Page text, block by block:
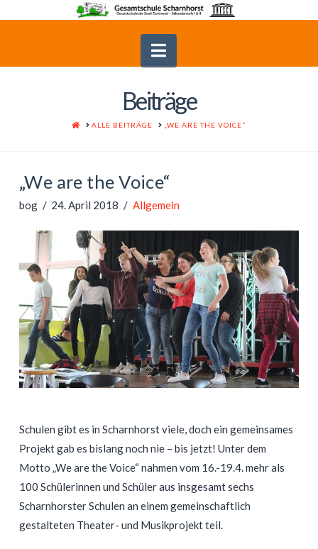
Navigation
Beiträge
HOMEALLE BEITRÄGE „WE ARE THE VOICE“
„We are the Voice“
bog 24. April 2018 Allgemein
Schulen gibt es in Scharnhorst viele, doch ein gemeinsames
Projekt gab es bislang noch nie – bis jetzt! Unter dem
Motto „We are the Voice“ nahmen vom 16.-19.4. mehr als
100 Schülerinnen und Schüler aus insgesamt sechs
Scharnhorster Schulen an einem gemeinschaftlich
gestalteten Theater- und Musikprojekt teil.